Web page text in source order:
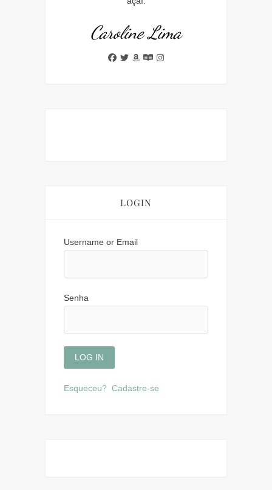
Caroline Lima
LOGIN
Username or Email
Senha
Esqueceu? Cadastre-se